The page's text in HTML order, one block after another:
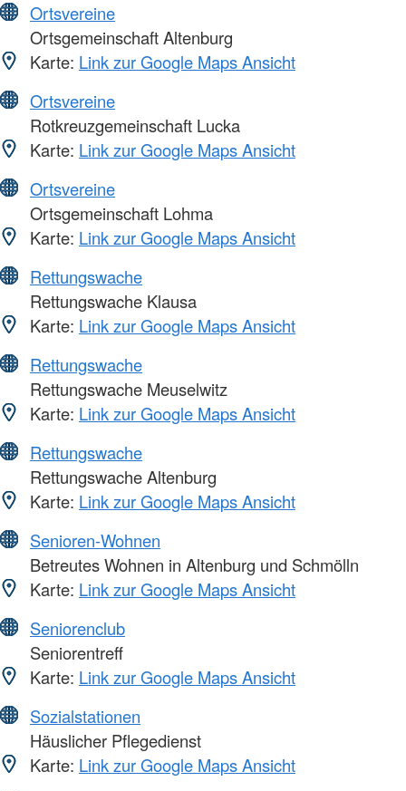
Ortsvereine
Ortsgemeinschaft Altenburg
Karte: Link zur Google Maps Ansicht
Ortsvereine
Rotkreuzgemeinschaft Lucka
Karte: Link zur Google Maps Ansicht
Ortsvereine
Ortsgemeinschaft Lohma
Karte: Link zur Google Maps Ansicht
Rettungswache
Rettungswache Klausa
Karte: Link zur Google Maps Ansicht
Rettungswache
Rettungswache Meuselwitz
Karte: Link zur Google Maps Ansicht
Rettungswache
Rettungswache Altenburg
Karte: Link zur Google Maps Ansicht
Senioren-Wohnen
Betreutes Wohnen in Altenburg und Schmölln
Karte: Link zur Google Maps Ansicht
Seniorenclub
Seniorentreff
Karte: Link zur Google Maps Ansicht
Sozialstationen
Häuslicher Pflegedienst
Karte: Link zur Google Maps Ansicht